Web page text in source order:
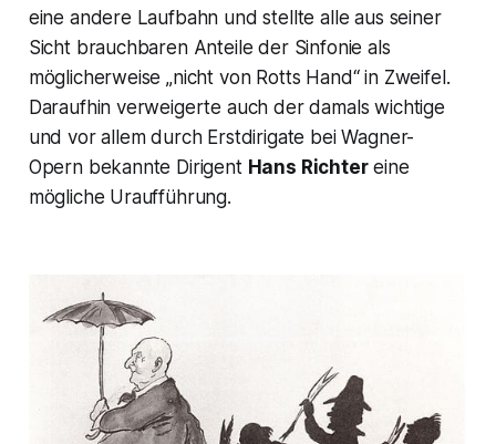
eine andere Laufbahn und stellte alle aus seiner
Sicht brauchbaren Anteile der Sinfonie als
möglicherweise „nicht von Rotts Hand“in Zweifel.
Daraufhin verweigerte auch der damals wichtige
und vor allem durch Erstdirigate bei Wagner-
Opern bekannte Dirigent Hans Richtereine
mögliche Uraufführung.